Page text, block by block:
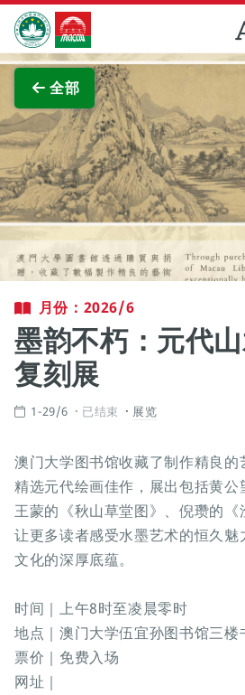
跳至主内容
澳门特别行政区政府旅游局
全部
查看
月份：2026/6
墨韵不朽：元代
复刻展
1-29/6 已结束 展览
澳门大学图书馆收藏了制作精良
精选元代绘画佳作，展出包括黄公
王蒙的《秋山草堂图》、倪瓒的《
让更多读者感受水墨艺术的恒久
文化的深厚底蕴。
时间｜上午8时至凌晨零时
地点｜澳门大学伍宜孙图书馆三楼
票价｜免费入场
网址｜